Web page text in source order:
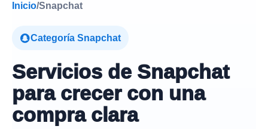
Inicio/Snapchat
Categoría Snapchat
Servicios de Snapchat
para crecer con una
compra clara